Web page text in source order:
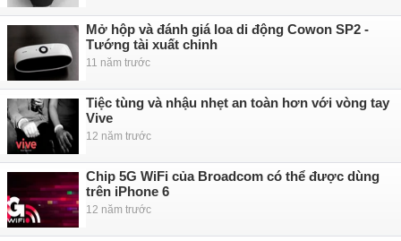
Mở hộp và đánh giá loa di động Cowon SP2 -
Tướng tài xuất chinh
11 năm trước
Tiệc tùng và nhậu nhẹt an toàn hơn với vòng tay
Vive
12 năm trước
Chip 5G WiFi của Broadcom có thể được dùng
trên iPhone 6
12 năm trước